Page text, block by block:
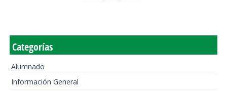
Categorías
Alumnado
Información General